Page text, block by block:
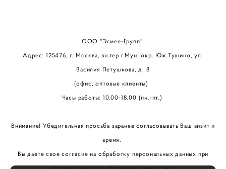
ООО "Эсмее-Групп"
Адрес: 125476, г. Москва, вн.тер.г.Мун. окр. Юж.Тушино, ул.
Василия Петушкова, д. 8
(офис, оптовые клиенты)
Часы работы: 10.00-18.00 (пн.-пт.)
Внимание! Убедительная просьба заранее согласовывать Ваш визит и
время.
Вы даете свое согласие на обработку персональных данных при